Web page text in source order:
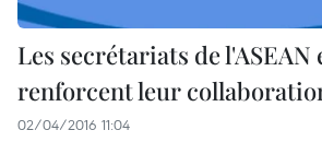
Les secrétariats de l'ASEAN
renforcent leur
02/04/2016 11:04